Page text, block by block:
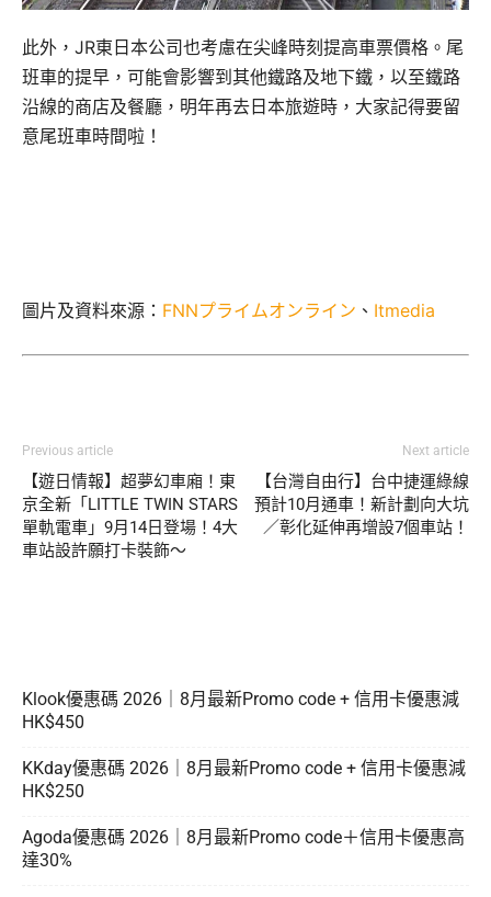
此外，JR東日本公司也考慮在尖峰時刻提高車票價格。尾
班車的提早，可能會影響到其他鐵路及地下鐵，以至鐵路
沿線的商店及餐廳，明年再去日本旅遊時，大家記得要留
意尾班車時間啦！
圖片及資料來源： FNNプライムオンライン 、 Itmedia
Previous article
【遊日情報】超夢幻車廂！東
京全新「LITTLE TWIN STARS
單軌電車」9月14日登場！4大
車站設許願打卡裝飾～
Next article
【台灣自由行】台中捷運綠線
預計10月通車！新計劃向大坑
／彰化延伸再增設7個車站！
Klook優惠碼 2026｜8月最新Promo code + 信用卡優惠減
HK$450
KKday優惠碼 2026｜8月最新Promo code + 信用卡優惠減
HK$250
Agoda優惠碼 2026｜8月最新Promo code＋信用卡優惠高
達30%